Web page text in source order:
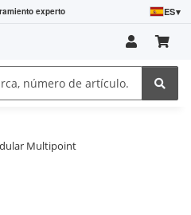
experto ES▾
Multipoint